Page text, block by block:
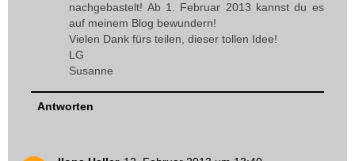
nachgebastelt! Ab 1. Februar 2013 kannst du es
auf meinem Blog bewundern!
Vielen Dank fürs teilen, dieser tollen Idee!
LG
Susanne
Antworten